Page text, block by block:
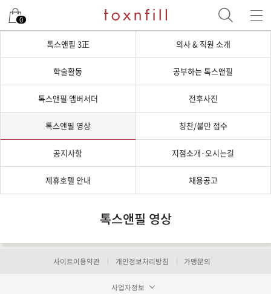
0
톡스앤필 3正 의사 & 직원 소개
학술활동 공부하는 톡스앤필
톡스앤필 앰버서더 전후사진
톡스앤필 영상 칭찬/불만 접수
공지사항 지점소개·오시는길
제휴호텔 안내 채용공고
톡스앤필 영상
사이트이용약관 개인정보처리방침 가맹문의
사업자정보